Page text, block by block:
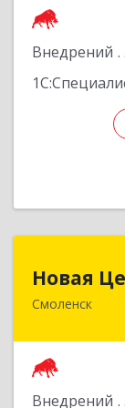
Внедрений
Новая
Смоленск
Внедрений
214018,